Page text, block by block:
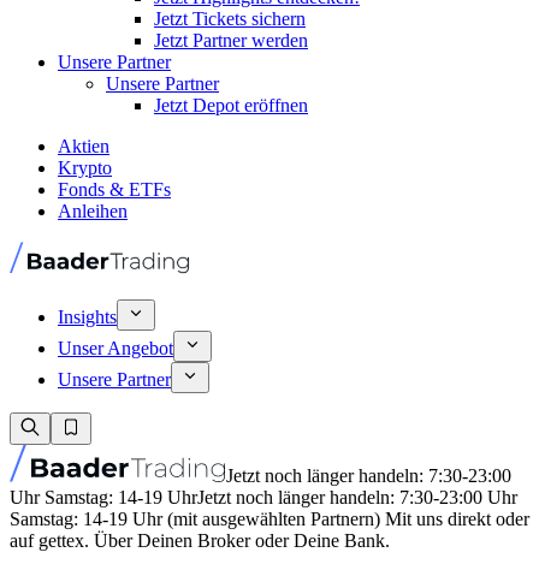
Jetzt Tickets sichern
Jetzt Partner werden
Unsere Partner
Unsere Partner
Jetzt Depot eröffnen
Aktien
Krypto
Fonds & ETFs
Anleihen
Insights
Unser Angebot
Unsere Partner
Jetzt noch länger handeln: 7:30-23:00
Uhr Samstag: 14-19 UhrJetzt noch länger handeln: 7:30-23:00 Uhr
Samstag: 14-19 Uhr (mit ausgewählten Partnern) Mit uns direkt oder
auf gettex. Über Deinen Broker oder Deine Bank.